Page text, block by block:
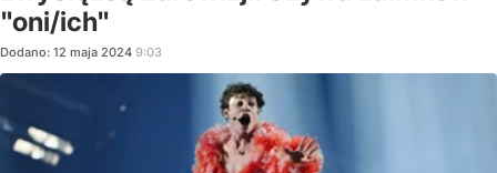
"oni/ich"
Dodano: 12 maja 2024 9:03